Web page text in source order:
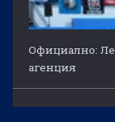
Официално:
агенция